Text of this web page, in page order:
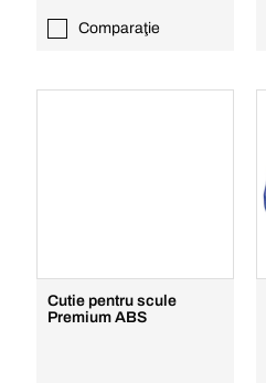
Comparaţie
Cutie pentru scule
Premium ABS